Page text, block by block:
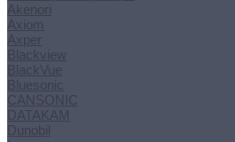
Akenori
Axiom
Axper
Blackview
BlackVue
Bluesonic
CANSONIC
DATAKAM
Dunobil